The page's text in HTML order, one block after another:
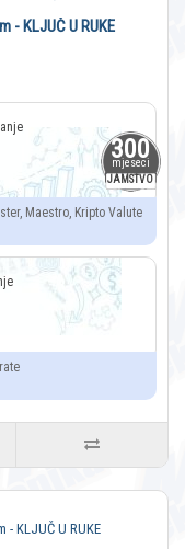
300
mjeseci
JAMSTVO
- KLJUČ U RUKE
Maestro, Kripto Valute